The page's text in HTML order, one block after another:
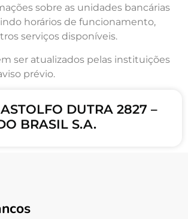
sobre as unidades bancárias
horários de funcionamento,
serviços disponíveis.
ser atualizados pelas instituições
prévio.
DUTRA 2827 –
BRASIL S.A.